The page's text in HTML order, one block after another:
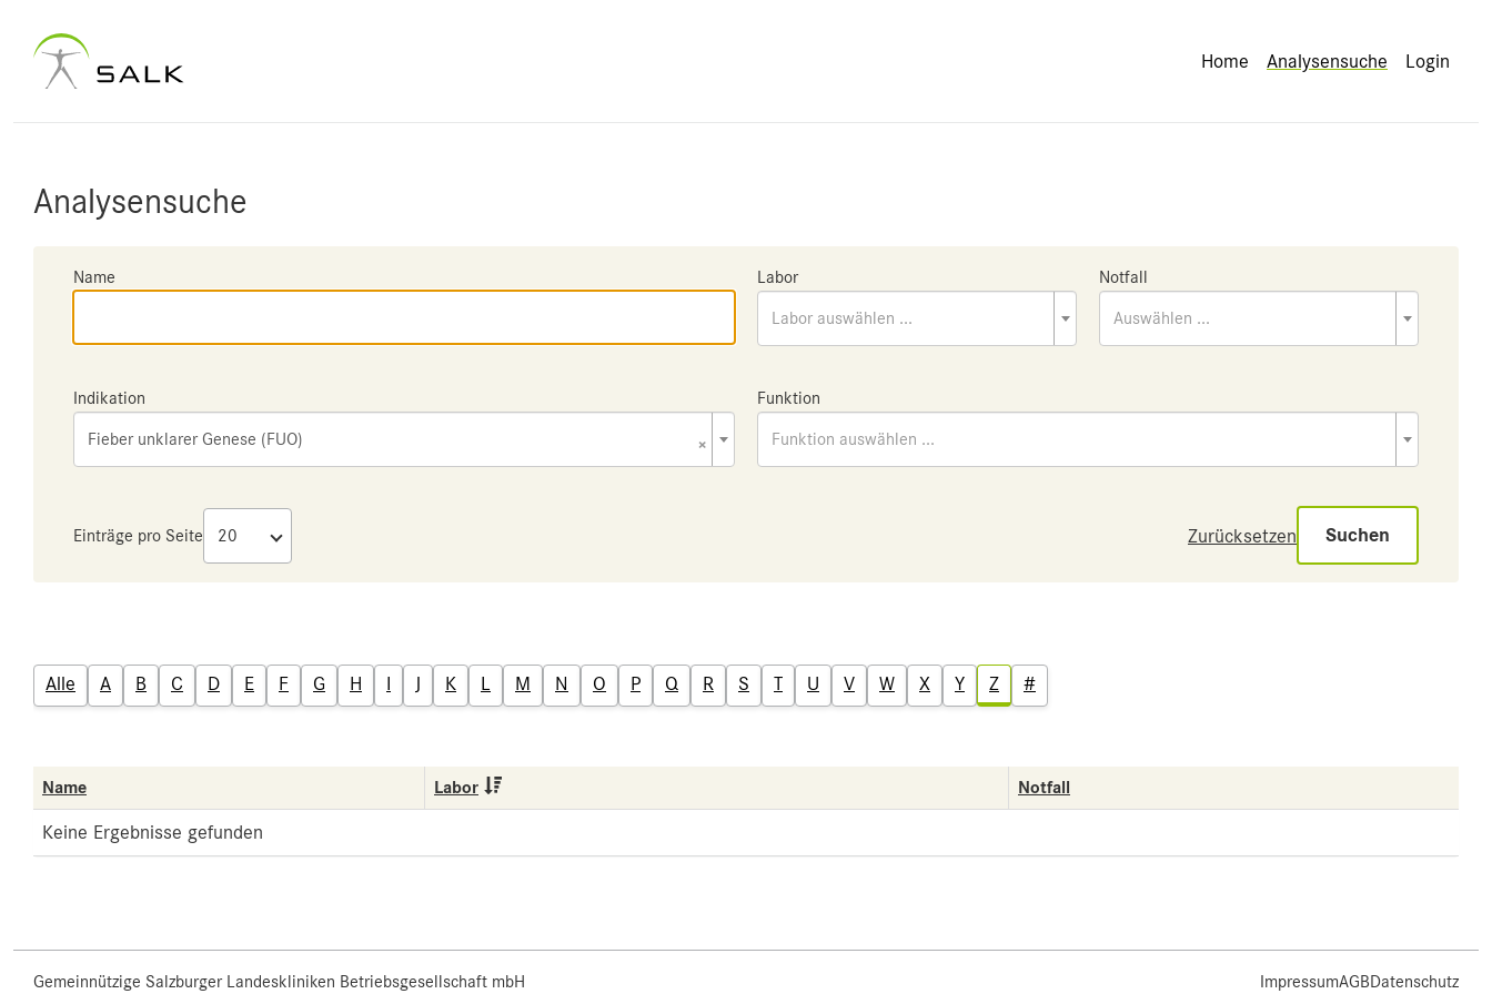
Home Analysensuche Login
Analysensuche
Name Labor
Labor auswählen ...
Notfall
Auswählen ...
Indikation
×
Fieber unklarer Genese (FUO)
Funktion
Funktion auswählen ...
Einträge pro Seite Zurücksetzen Suchen
Alle A B C D E F G H I J K L M N O P Q R S T U V W X Y Z #
Name Labor Notfall
Keine Ergebnisse gefunden
Gemeinnützige Salzburger Landeskliniken Betriebsgesellschaft mbH ImpressumAGBDatenschutz